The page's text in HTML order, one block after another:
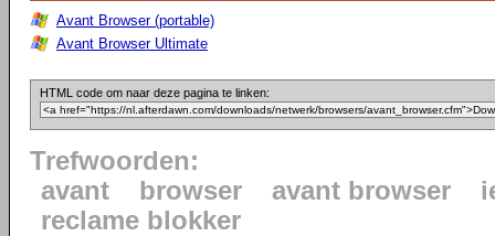
Avant Browser (portable)
Avant Browser Ultimate
HTML code om naar deze pagina te linken:
Trefwoorden:
avant
browser avant browser
reclame blokker